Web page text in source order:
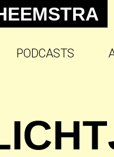
PODCASTS